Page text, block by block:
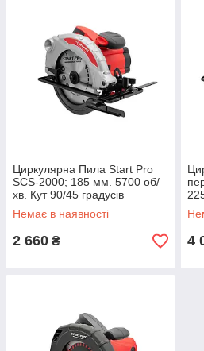
Циркулярна Пила Start Pro
SCS-2000; 185 мм. 5700 об/
хв. Кут 90/45 градусів
Немає в наявності
2 660 ₴
90/
4